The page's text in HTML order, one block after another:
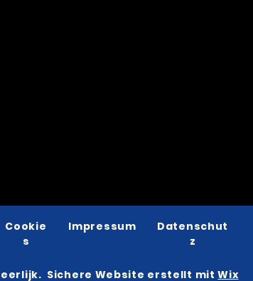
Cookie
s
Impressum
Datenschut
z
Sichere Website erstellt mitWix